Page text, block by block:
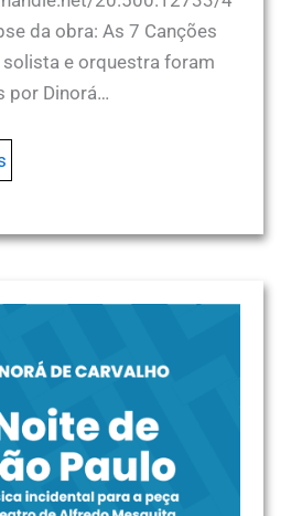
da obra: As 7 Canções
e orquestra foram
por Dinorá…